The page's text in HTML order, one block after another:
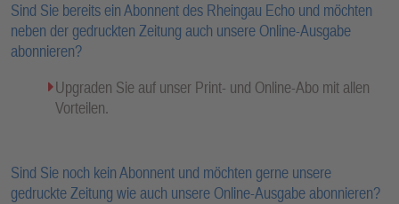
Sind Sie bereits ein Abonnent des Rheingau Echo und möchten
neben der gedruckten Zeitung auch unsere Online-Ausgabe
abonnieren?
Upgraden Sie auf unser Print- und Online-Abo mit allen
Vorteilen.
Sind Sie noch kein Abonnent und möchten gerne unsere
gedruckte Zeitung wie auch unsere Online-Ausgabe abonnieren?